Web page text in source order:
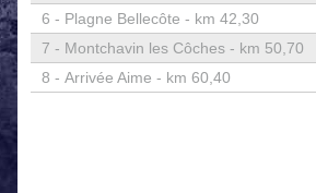
6 - Plagne Bellecôte - km 42,30
7 - Montchavin les Côches - km 50,70
8 - Arrivée Aime - km 60,40